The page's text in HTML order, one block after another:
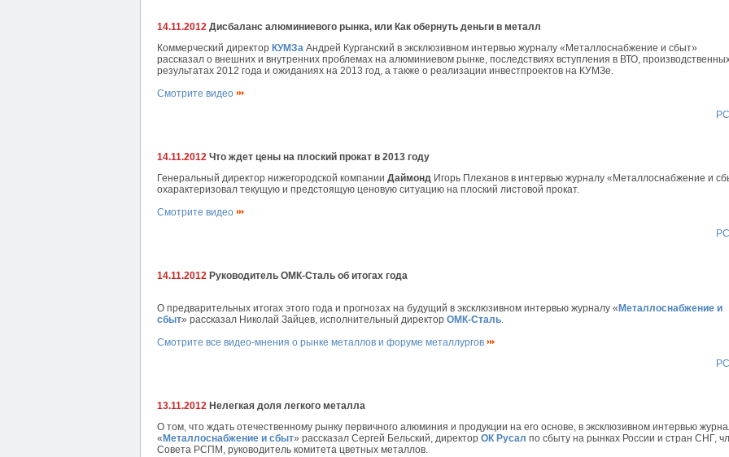
14.11.2012 Дисбаланс алюминиевого рынка, или Как обернуть деньги в металл
Коммерческий директор КУМЗа Андрей Курганский в эксклюзивном интервью журналу «Металлоснабжение и сбыт»
рассказал о внешних и внутренних проблемах на алюминиевом рынке, последствиях вступления в ВТО,
результатах 2012 года и ожиданиях на 2013 год, а также о реализации инвестпроектов на КУМЗе.
Смотрите видео
14.11.2012 Что ждет цены на плоский прокат в 2013 году
Генеральный директор нижегородской компании Даймонд Игорь Плеханов в интервью журналу «Металлоснабжение и
охарактеризовал текущую и предстоящую ценовую ситуацию на плоский листовой прокат.
Смотрите видео
14.11.2012 Руководитель ОМК-Сталь об итогах года
О предварительных итогах этого года и прогнозах на будущий в эксклюзивном интервью журналу « Металлоснабжение и
сбыт» рассказал Николай Зайцев, исполнительный директор ОМК-Сталь.
Смотрите все видео-мнения о рынке металлов и форуме металлургов
13.11.2012 Нелегкая доля легкого металла
О том, что ждать отечественному рынку первичного алюминия и продукции на его основе, в эксклюзивном интервью
« Металлоснабжение и сбыт» рассказал Сергей Бельский, директор ОК Русал по сбыту на рынках России и стран СНГ,
Совета РСПМ, руководитель комитета цветных металлов.